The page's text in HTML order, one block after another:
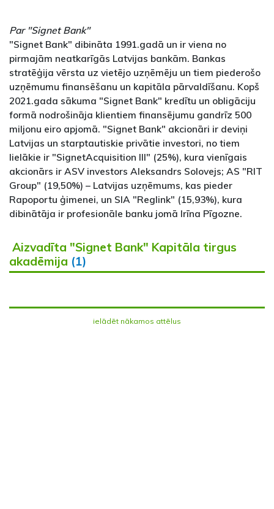
Par "Signet Bank"
"Signet Bank" dibināta 1991.gadā un ir viena no
pirmajām neatkarīgās Latvijas bankām. Bankas
stratēģija vērsta uz vietējo uzņēmēju un tiem piederošo
uzņēmumu finansēšanu un kapitāla pārvaldīšanu. Kopš
2021.gada sākuma "Signet Bank" kredītu un obligāciju
formā nodrošināja klientiem finansējumu gandrīz 500
miljonu eiro apjomā. "Signet Bank" akcionāri ir deviņi
Latvijas un starptautiskie privātie investori, no tiem
lielākie ir "SignetAcquisition III" (25%), kura vienīgais
akcionārs ir ASV investors Aleksandrs Solovejs; AS "RIT
Group" (19,50%) – Latvijas uzņēmums, kas pieder
Rapoportu ģimenei, un SIA "Reglink" (15,93%), kura
dibinātāja ir profesionāle banku jomā Irīna Pīgozne.
Aizvadīta "Signet Bank" Kapitāla tirgus
akadēmija (1)
ielādēt nākamos attēlus